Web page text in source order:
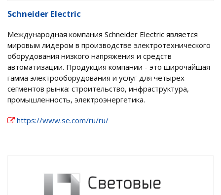
Schneider Electric
Международная компания Schneider Electric является
мировым лидером в производстве электротехнического
оборудования низкого напряжения и средств
автоматизации. Продукция компании - это широчайшая
гамма электрооборудования и услуг для четырёх
сегментов рынка: строительство, инфраструктура,
промышленность, электроэнергетика.
https://www.se.com/ru/ru/